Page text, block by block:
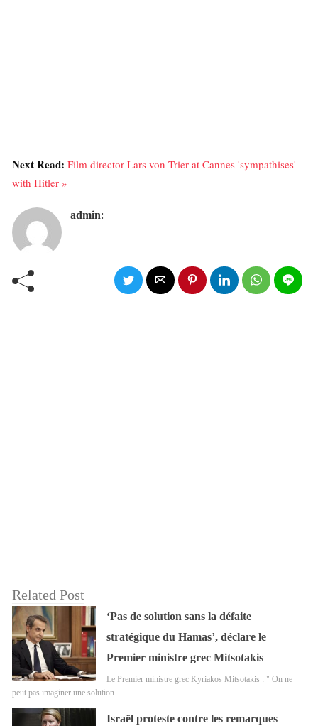
Next Read: Film director Lars von Trier at Cannes 'sympathises'
with Hitler »
admin:
Related Post
‘Pas de solution sans la défaite
stratégique du Hamas’, déclare le
Premier ministre grec Mitsotakis
Le Premier ministre grec Kyriakos Mitsotakis : " On ne
peut pas imaginer une solution…
Israël proteste contre les remarques